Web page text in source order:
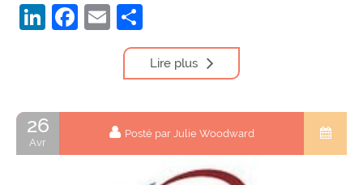
LinkedIn
Facebook
Email
Lire plus
26
Avr
Posté par Julie Woodward